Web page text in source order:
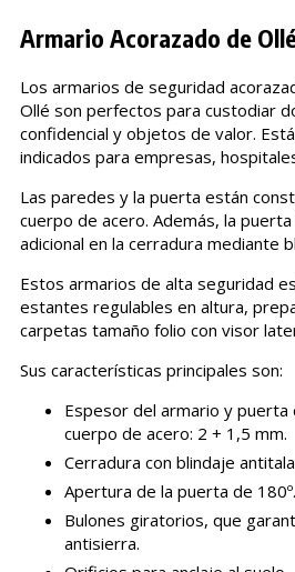
Armario Acorazado de
Los armarios de seguridad
Ollé son perfectos para custodiar
confidencial y objetos de valor.
indicados para empresas,
Las paredes y la puerta están
cuerpo de acero. Además, la
adicional en la cerradura mediante
Estos armarios de alta seguridad
estantes regulables en altura,
carpetas tamaño folio con visor
Sus características principales son:
Espesor del armario y puerta
cuerpo de acero: 2 + 1,5 mm.
Cerradura con blindaje
Apertura de la puerta de 180º.
Bulones giratorios, que
antisierra.